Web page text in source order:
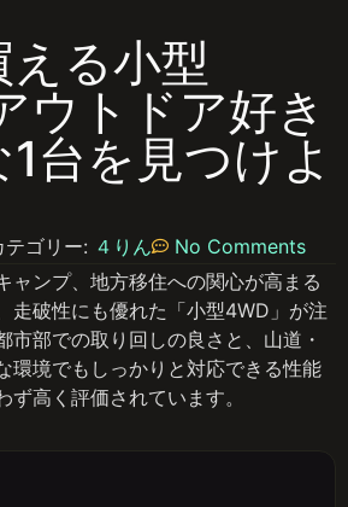
える小型
ウトドア好き
台を見つけよ
テゴリー: ４りん
No Comments
ャンプ、地方移住への関心が高まる
走破性にも優れた「小型4WD」が注
市部での取り回しの良さと、山道・
環境でもしっかりと対応できる性能
ず高く評価されています。